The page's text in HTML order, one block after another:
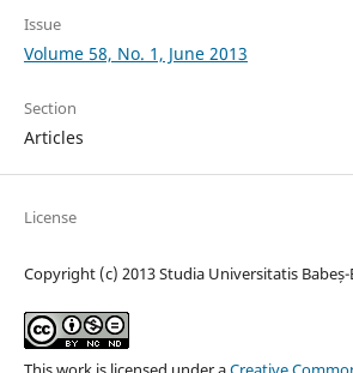
Issue
Volume 58, No. 1, June 2013
Section
Articles
License
Copyright (c) 2013 Studia Universitatis